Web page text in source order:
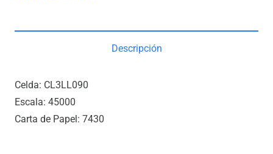
Descripción
Celda: CL3LL090
Escala: 45000
Carta de Papel: 7430